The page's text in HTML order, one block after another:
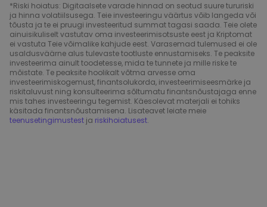
*Riski hoiatus: Digitaalsete varade hinnad on seotud suure tururiski
ja hinna volatiilsusega. Teie investeeringu väärtus võib langeda või
tõusta ja te ei pruugi investeeritud summat tagasi saada. Teie olete
ainuisikuliselt vastutav oma investeerimisotsuste eest ja Kriptomat
ei vastuta Teie võimalike kahjude eest. Varasemad tulemused ei ole
usaldusväärne alus tulevaste tootluste ennustamiseks. Te peaksite
investeerima ainult toodetesse, mida te tunnete ja mille riske te
mõistate. Te peaksite hoolikalt võtma arvesse oma
investeerimiskogemust, finantsolukorda, investeerimiseesmärke ja
riskitaluvust ning konsulteerima sõltumatu finantsnõustajaga enne
mis tahes investeeringu tegemist. Käesolevat materjali ei tohiks
käsitada finantsnõustamisena. Lisateavet leiate meie
teenusetingimustest ja riskihoiatusest.